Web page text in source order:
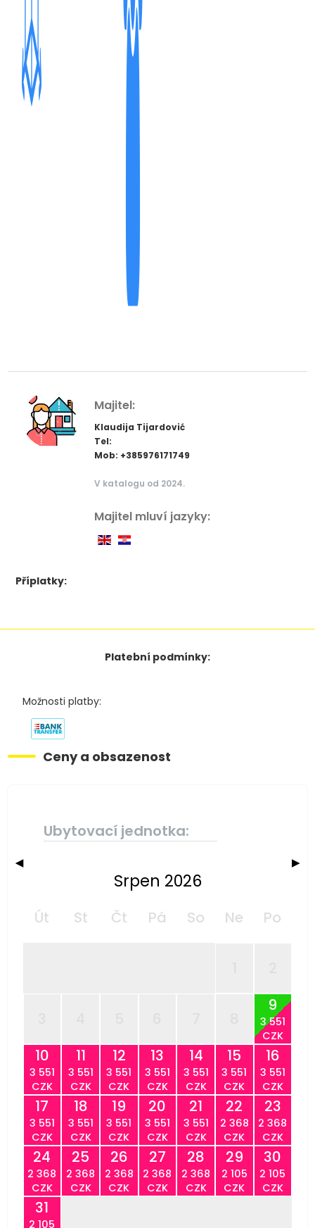
Majitel:
Klaudija Tijardović
Tel:
Mob: +385976171749
V katalogu od 2024.
Majitel mluví jazyky:
Příplatky:
Platební podmínky:
Možnosti platby:
Ceny a obsazenost
Ubytovací jednotka:
◀ ▶
Srpen 2026
Út St Čt Pá So Ne Po
9
3 551
CZK
10
3 551
CZK
11
3 551
CZK
12
3 551
CZK
13
3 551
CZK
14
3 551
CZK
15
3 551
CZK
16
3 551
CZK
17
3 551
CZK
18
3 551
CZK
19
3 551
CZK
20
3 551
CZK
21
3 551
CZK
22
2 368
CZK
23
2 368
CZK
24
2 368
CZK
25
2 368
CZK
26
2 368
CZK
27
2 368
CZK
28
2 368
CZK
29
2 105
CZK
30
2 105
CZK
31
2 105